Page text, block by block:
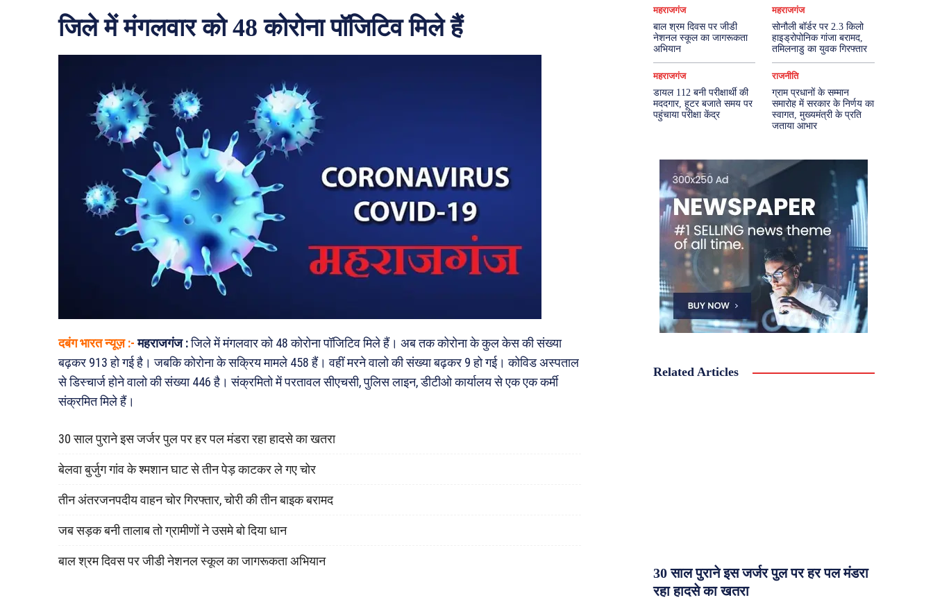
जिले में मंगलवार को 48 कोरोना पॉजिटिव मिले हैं
दबंग भारत न्यूज़ :-महराजगंज :जिले में मंगलवार को 48 कोरोना पॉजिटिव मिले हैं। अब तक कोरोना के कुल केस की संख्या
बढ़कर 913 हो गई है। जबकि कोरोना के सक्रिय मामले 458 हैं। वहीं मरने वालो की संख्या बढ़कर 9 हो गई। कोविड अस्पताल
से डिस्चार्ज होने वालो की संख्या 446 है। संक्रमितो में परतावल सीएचसी, पुलिस लाइन, डीटीओ कार्यालय से एक एक कर्मी
संक्रमित मिले हैं।
30 साल पुराने इस जर्जर पुल पर हर पल मंडरा रहा हादसे का खतरा
बेलवा बुर्जुग गांव के श्मशान घाट से तीन पेड़ काटकर ले गए चोर
तीन अंतरजनपदीय वाहन चोर गिरफ्तार, चोरी की तीन बाइक बरामद
जब सड़क बनी तालाब तो ग्रामीणों ने उसमे बो दिया धान
बाल श्रम दिवस पर जीडी नेशनल स्कूल का जागरूकता अभियान
महराजगंज
बाल श्रम दिवस पर जीडी
नेशनल स्कूल का जागरूकता
अभियान
महराजगंज
सोनौली बॉर्डर पर 2.3 किलो
हाइड्रोपोनिक गांजा बरामद,
तमिलनाडु का युवक गिरफ्तार
महराजगंज
डायल 112 बनी परीक्षार्थी की
मददगार, हूटर बजाते समय पर
पहुंचाया परीक्षा केंद्र
राजनीति
ग्राम प्रधानों के सम्मान
समारोह में सरकार के निर्णय का
स्वागत, मुख्यमंत्री के प्रति
जताया आभार
Related Articles
30 साल पुराने इस जर्जर पुल पर हर पल मंडरा
रहा हादसे का खतरा